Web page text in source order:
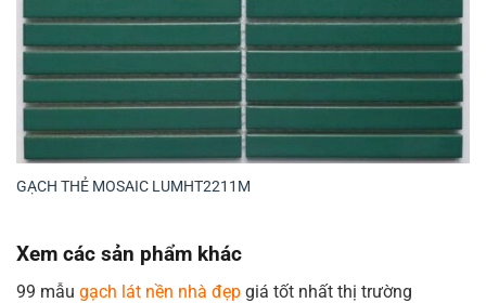
GẠCH THẺ MOSAIC LUMHT2211M
Xem các sản phẩm khác
99 mẫu gạch lát nền nhà đẹp giá tốt nhất thị trường